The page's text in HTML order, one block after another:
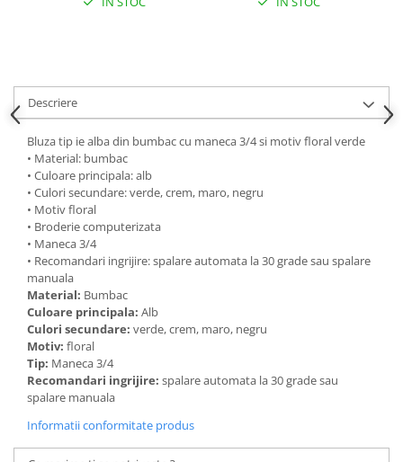
Descriere
Bluza tip ie alba din bumbac cu maneca 3/4 si motiv floral verde
• Material: bumbac
• Culoare principala: alb
• Culori secundare: verde, crem, maro, negru
• Motiv floral
• Broderie computerizata
• Maneca 3/4
• Recomandari ingrijire: spalare automata la 30 grade sau spalare
manuala
Material: Bumbac
Culoare principala: Alb
Culori secundare: verde, crem, maro, negru
Motiv: floral
Tip: Maneca 3/4
Recomandari ingrijire: spalare automata la 30 grade sau
spalare manuala
Informatii conformitate produs